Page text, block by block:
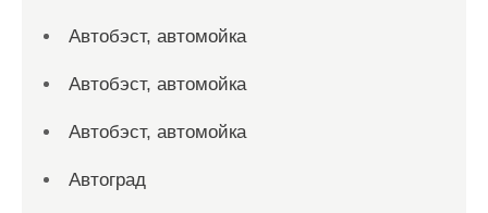
Автобэст, автомойка
Автобэст, автомойка
Автобэст, автомойка
Автоград